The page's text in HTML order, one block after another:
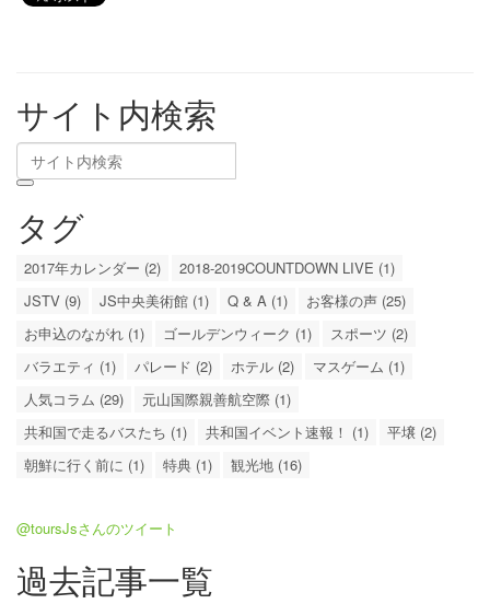
サイト内検索
タグ
2017年カレンダー (2)
2018-2019COUNTDOWN LIVE (1)
JSTV (9)
JS中央美術館 (1) Q & A (1)
お客様の声 (25)
お申込のながれ (1)
ゴールデンウィーク (1)
スポーツ (2)
バラエティ (1)
パレード (2) ホテル (2)
マスゲーム (1)
人気コラム (29)
元山国際親善航空際 (1)
共和国で走るバスたち (1)
共和国イベント速報！ (1)
平壌 (2)
朝鮮に行く前に (1)
特典 (1) 観光地 (16)
@toursJsさんのツイート
過去記事一覧